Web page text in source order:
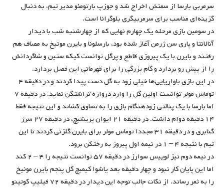
سرمربی بارسا از سمتش اخراج شد و جوزپ بارتومئو مدیر تیم، به دنبال
گزینه‌ای مناسب برای سرمربیگری بلوگرانا است.
در سومین بازی مرحله یک چهارم نهایی که از چهارشنبه شب با دیدار
آتالانتا و پاری سن ژرمن آغاز شده بود، بارسلونا و بایرن مونیخ به مصاف هم
رفتند و بایرن با یک پیروزی قاطع و پرگل توانست کیکه ستین و شاگردانش
را از پیش رو بردارد و گام بزرگی را برای قهرمانی این فصل بردارد.
در این بازی باواریایی‌ها خیلی زود به گل دست پیدا کردند و در دقیقه ۴
توماس مولر توانست اولین گل را وارد دروازه تراشتگن نماید. در دقیقه ۷
اما بارسا با یک پنالتی زودهنگام بازی را به تساوی کشاند و این نتیجه فقط
۱۴ دقیقه دوام داشت. در دقیقه ۲۱ ایوان پریشیچ، در دقیقه ۲۷ سرژ
گنابری و در دقیقه ۳۱ مجددا توماس مولر برای بایرن گلزنی کردند تا این
تیم با نتیجه ۴ – ۱ در نیمه اول پیروز به رختکن برود.
در نیمه دوم نیز لوییس سوارز در دقیقه ۵۷ توانست نتیجه را ۴ – ۲ کند
اما این پایان کار نبود و چهار دقیقه بعد یاشوا کیمیچ گل پنجم بایرن مونیخ
را به ثمر رساند. از نکات جالب توجه این دیدار در دقیقه ۷۲ فیلیپ کوتینو